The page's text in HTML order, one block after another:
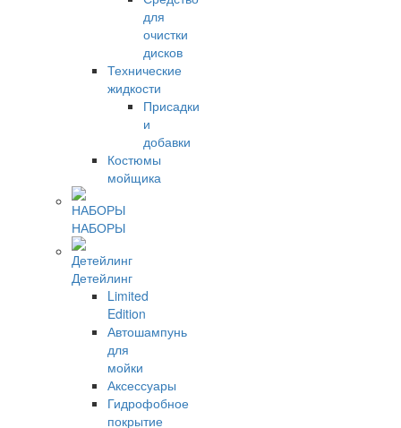
для
очистки
дисков
Технические
жидкости
Присадки
и
добавки
Костюмы
мойщика
НАБОРЫ
Детейлинг
Limited
Edition
Автошампунь
для
мойки
Аксессуары
Гидрофобное
покрытие